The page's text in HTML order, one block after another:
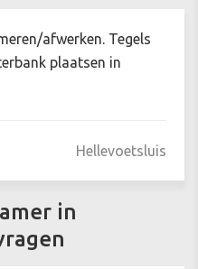
afwerken. Tegels
plaatsen in
Hellevoetsluis
in